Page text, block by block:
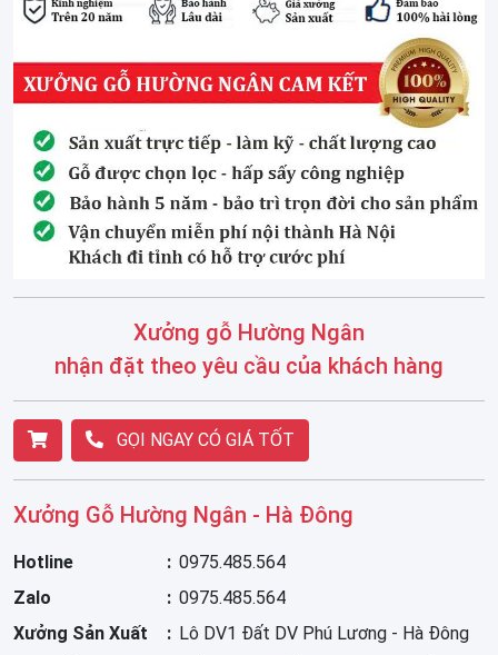
Xưởng gỗ Hường Ngân
nhận đặt theo yêu cầu của khách hàng
GỌI NGAY CÓ GIÁ TỐT
Xưởng Gỗ Hường Ngân - Hà Đông
Hotline
0975.485.564
Zalo
0975.485.564
Xưởng Sản Xuất
Lô DV1 Đất DV Phú Lương - Hà Đông